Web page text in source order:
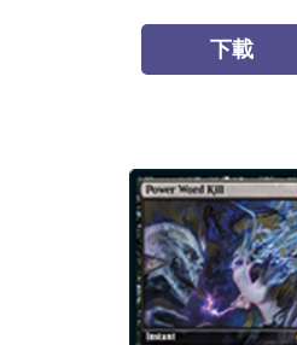
下載